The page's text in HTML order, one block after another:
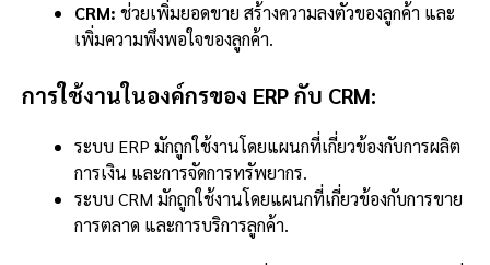
CRM: ช่วยเพิ่มยอดขาย สร้างความลงตัวของลูกค้า และ
เพิ่มความพึงพอใจของลูกค้า.
การใช้งานในองค์กรของ ERP กับ CRM:
ระบบ ERP มักถูกใช้งานโดยแผนกที่เกี่ยวข้องกับการผลิต
การเงิน และการจัดการทรัพยากร.
ระบบ CRM มักถูกใช้งานโดยแผนกที่เกี่ยวข้องกับการขาย
การตลาด และการบริการลูกค้า.